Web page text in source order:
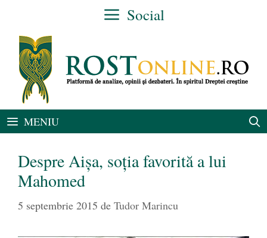
conținut
Social
MENIU
Despre Aișa, soția favorită a lui
Mahomed
5 septembrie 2015 de Tudor Marincu